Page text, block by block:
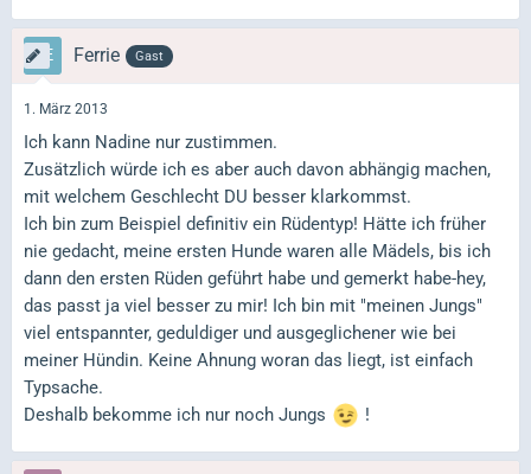
Ferrie Gast
1. März 2013
Ich kann Nadine nur zustimmen.
Zusätzlich würde ich es aber auch davon abhängig machen,
mit welchem Geschlecht DU besser klarkommst.
Ich bin zum Beispiel definitiv ein Rüdentyp! Hätte ich früher
nie gedacht, meine ersten Hunde waren alle Mädels, bis ich
dann den ersten Rüden geführt habe und gemerkt habe-hey,
das passt ja viel besser zu mir! Ich bin mit "meinen Jungs"
viel entspannter, geduldiger und ausgeglichener wie bei
meiner Hündin. Keine Ahnung woran das liegt, ist einfach
Typsache.
Deshalb bekomme ich nur noch Jungs
!